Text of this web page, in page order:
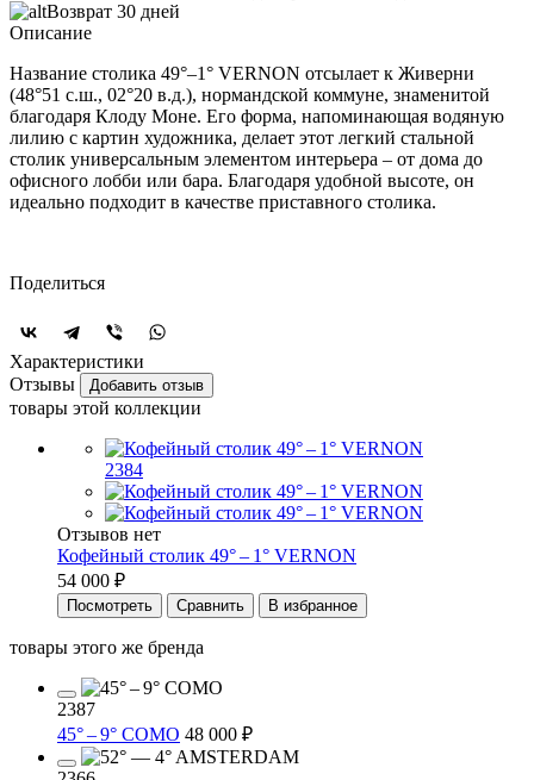
Возврат 30 дней
Описание
Название столика 49°–1° VERNON отсылает к Живерни
(48°51 с.ш., 02°20 в.д.), нормандской коммуне, знаменитой
благодаря Клоду Моне. Его форма, напоминающая водяную
лилию с картин художника, делает этот легкий стальной
столик универсальным элементом интерьера – от дома до
офисного лобби или бара. Благодаря удобной высоте, он
идеально подходит в качестве приставного столика.
Поделиться
Характеристики
Отзывы
Добавить отзыв
товары этой коллекции
2384
Отзывов нет
Кофейный столик 49° – 1° VERNON
54 000 ₽
Посмотреть Сравнить В избранное
товары этого же бренда
2387
45° – 9° COMO 48 000 ₽